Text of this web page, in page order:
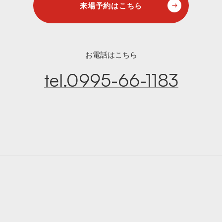
来場予約はこちら
お電話はこちら
tel.0995-66-1183